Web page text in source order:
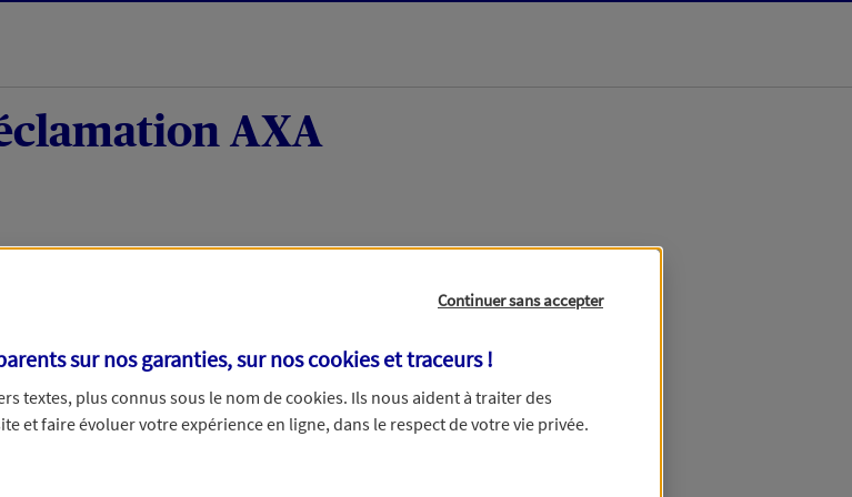
AXA
réclamation moyen de paiement. Merci d’avance pour votre patience.
Continuer sans accepter
sur nos garanties, sur noscookies et traceurs!
textes, plus connus sous le nom decookies. Ils nous aident à traiter des
et faire évoluer votre expérience en ligne, dans le respect de votre vie privée.